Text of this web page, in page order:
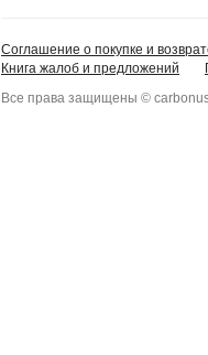
Соглашение о покупке и
Книга жалоб и предложений
Все права защищены ©